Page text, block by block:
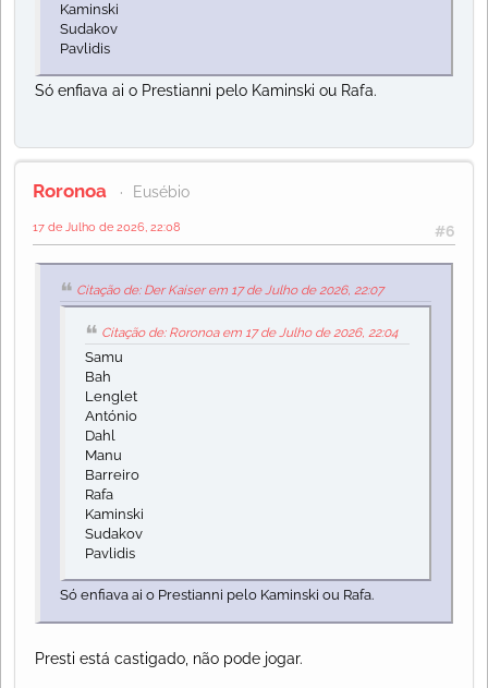
Kaminski
Sudakov
Pavlidis
Só enfiava ai o Prestianni pelo Kaminski ou Rafa.
Roronoa Eusébio
#6
17 de Julho de 2026, 22:08
Citação de: Der Kaiser em 17 de Julho de 2026, 22:07
Citação de: Roronoa em 17 de Julho de 2026, 22:04
Samu
Bah
Lenglet
António
Dahl
Manu
Barreiro
Rafa
Kaminski
Sudakov
Pavlidis
Só enfiava ai o Prestianni pelo Kaminski ou Rafa.
Presti está castigado, não pode jogar.